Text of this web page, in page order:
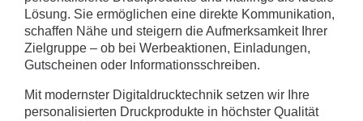
Lösung. Sie ermöglichen eine direkte Kommunikation,
schaffen Nähe und steigern die Aufmerksamkeit Ihrer
Zielgruppe – ob bei Werbeaktionen, Einladungen,
Gutscheinen oder Informationsschreiben.
Mit modernster Digitaldrucktechnik setzen wir Ihre
personalisierten Druckprodukte in höchster Qualität